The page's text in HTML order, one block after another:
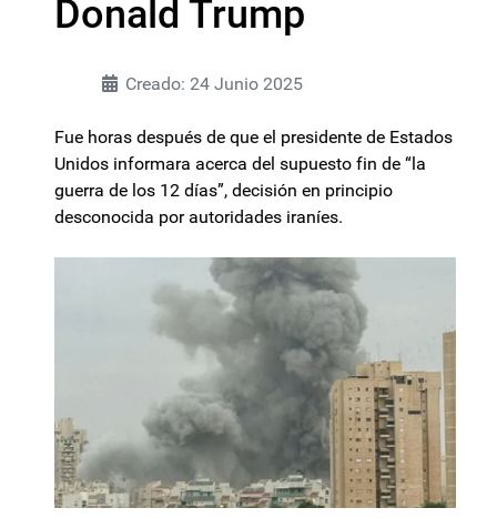
Donald Trump
Creado: 24 Junio 2025
Fue horas después de que el presidente de Estados
Unidos informara acerca del supuesto fin de “la
guerra de los 12 días”, decisión en principio
desconocida por autoridades iraníes.